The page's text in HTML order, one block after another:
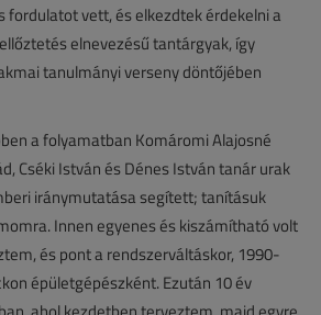
fordulatot vett, és elkezdtek érdekelni a
elnevezésű tantárgyak, így
tanulmányi verseny döntőjében
a folyamatban Komáromi Alajosné
Cséki István és Dénes István tanár urak
iránymutatása segített; tanításuk
Innen egyenes és kiszámítható volt
és pont a rendszerváltáskor, 1990-
épületgépészként. Ezután 10 év